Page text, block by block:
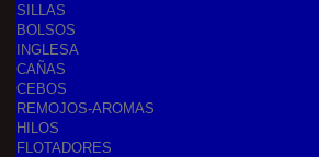
SILLAS
BOLSOS
INGLESA
CAÑAS
CEBOS
REMOJOS-AROMAS
HILOS
FLOTADORES